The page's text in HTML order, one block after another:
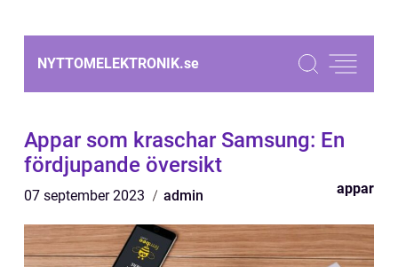
NYTTOMELEKTRONIK.se
Appar som kraschar Samsung: En
fördjupande översikt
07 september 2023 admin appar